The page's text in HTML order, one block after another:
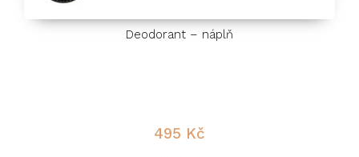
Deodorant – náplň
495 Kč